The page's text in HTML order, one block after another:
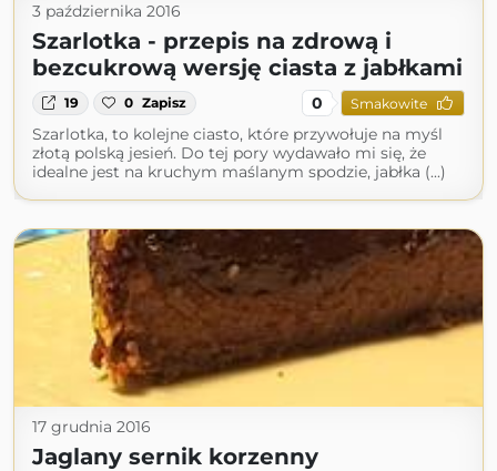
3 października 2016
Szarlotka - przepis na zdrową i
bezcukrową wersję ciasta z jabłkami
19 0 Zapisz 0 Smakowite
Szarlotka, to kolejne ciasto, które przywołuje na myśl
złotą polską jesień. Do tej pory wydawało mi się, że
idealne jest na kruchym maślanym spodzie, jabłka (...)
17 grudnia 2016
Jaglany sernik korzenny